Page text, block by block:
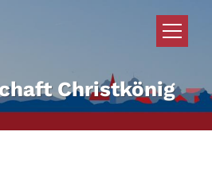
Christkönig